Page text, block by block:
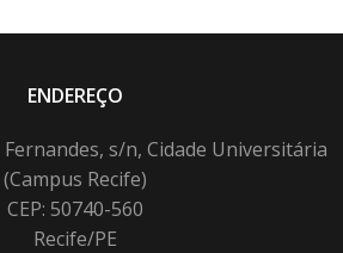
ENDEREÇO
s/n, Cidade Universitária
(Campus Recife)
CEP: 50740-560
Recife/PE